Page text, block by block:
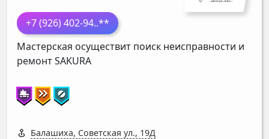
+7 (926) 402-94..**
Мастерская осуществит поиск неисправности и
ремонтSAKURA
Балашиха, Советская ул., 19Д